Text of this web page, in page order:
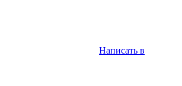
Написать в